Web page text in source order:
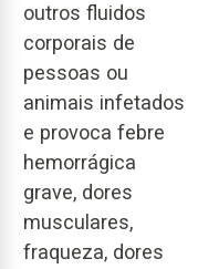
outros fluidos
corporais de
pessoas ou
animais infetados
e provoca febre
hemorrágica
grave, dores
musculares,
fraqueza, dores